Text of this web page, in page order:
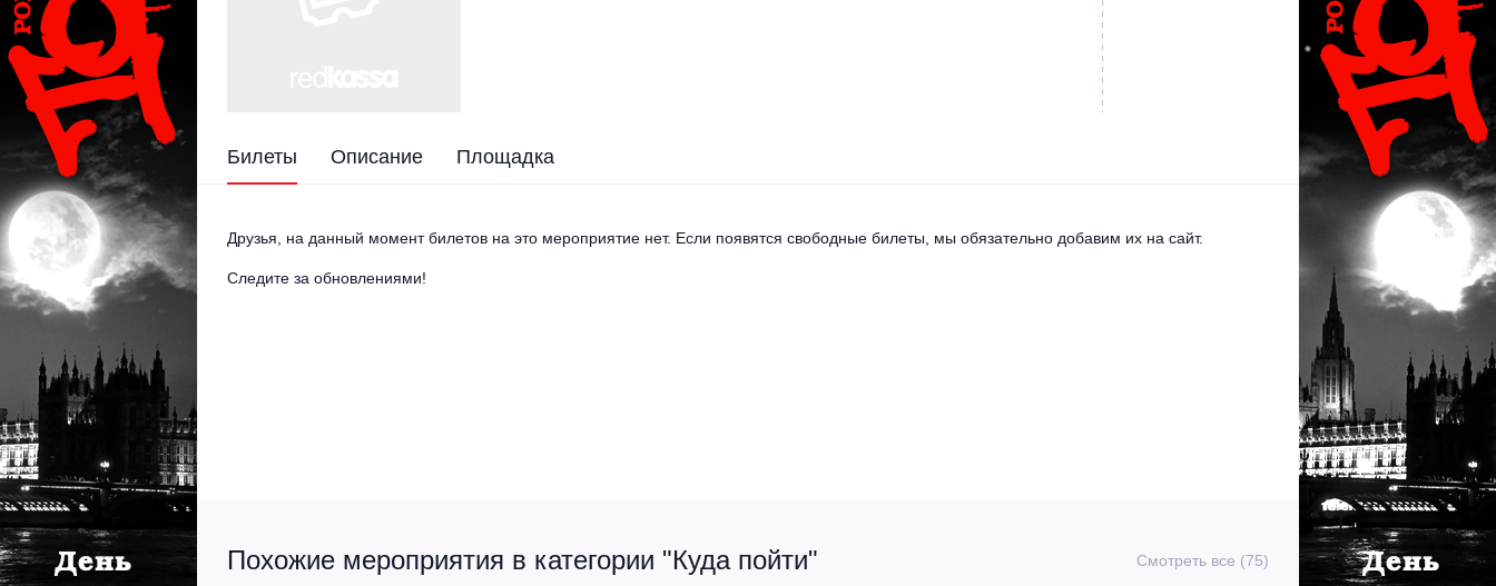
Билеты Описание Площадка
Друзья, на данный момент билетов на это мероприятие нет. Если появятся свободные билеты, мы обязательно добавим их на сайт.
Следите за обновлениями!
Похожие мероприятия в категории "Куда пойти" Смотреть все (75)